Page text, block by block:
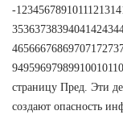
-
страницу Пред. Эти
создают опасность